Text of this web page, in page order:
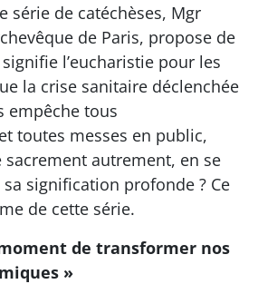
série de catéchèses, Mgr
de Paris, propose de
l’eucharistie pour les
la crise sanitaire déclenchée
empêche tous
toutes messes en public,
autrement, en se
signification profonde ? Ce
de cette série.
de transformer nos
»